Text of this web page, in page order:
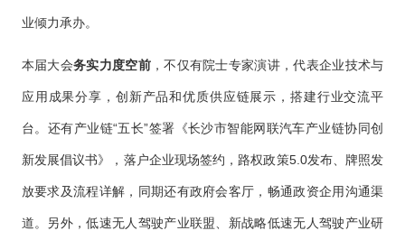
业倾力承办。
本届大会务实力度空前，不仅有院士专家演讲，代表企业技术与
应用成果分享，创新产品和优质供应链展示，搭建行业交流平
台。还有产业链“五长”签署《长沙市智能网联汽车产业链协同创
新发展倡议书》，落户企业现场签约，路权政策5.0发布、牌照发
放要求及流程详解，同期还有政府会客厅，畅通政资企用沟通渠
道。另外，低速无人驾驶产业联盟、新战略低速无人驾驶产业研